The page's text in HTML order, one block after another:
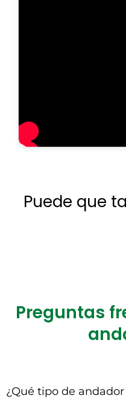
Puede que
Preguntas
¿Qué tipo de